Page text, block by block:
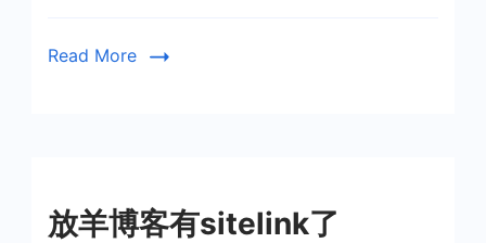
Read More
放羊博客有sitelink了